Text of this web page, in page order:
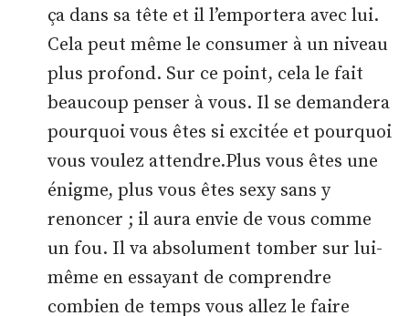
ça dans sa tête et il l’emportera avec lui.
Cela peut même le consumer à un niveau
plus profond. Sur ce point, cela le fait
beaucoup penser à vous. Il se demandera
pourquoi vous êtes si excitée et pourquoi
vous voulez attendre.Plus vous êtes une
énigme, plus vous êtes sexy sans y
renoncer ; il aura envie de vous comme
un fou. Il va absolument tomber sur lui-
même en essayant de comprendre
combien de temps vous allez le faire